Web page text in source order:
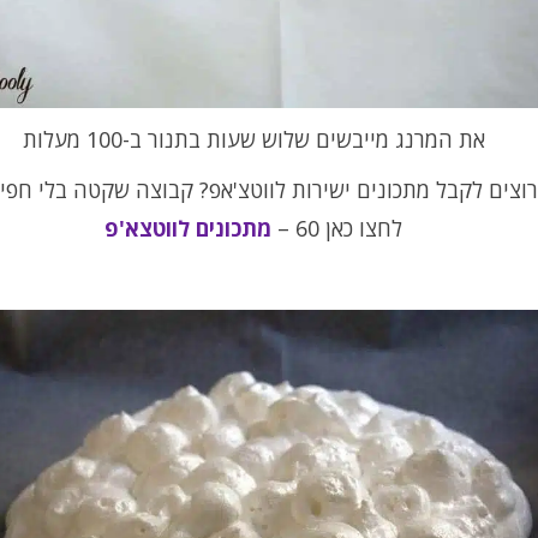
את המרנג מייבשים שלוש שעות בתנור ב-100 מעלות
רוצים לקבל מתכונים ישירות לווטצ'אפ? קבוצה שקטה בלי
לחצו כאן 60 –
מתכונים לווטצא'פ